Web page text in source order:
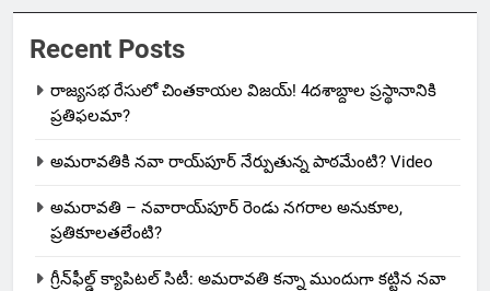
Recent Posts
రాజ్యసభ రేసులో చింతకాయల విజయ్‌! 4దశాబ్దాల ప్రస్థానానికి
ప్రతిఫలమా?
అమరావతికి నవా రాయ్‌పూర్ నేర్పుతున్న పాఠమేంటి? Video
అమరావతి – నవారాయ్‌పూర్ రెండు నగరాల అనుకూల,
ప్రతికూలతలేంటి?
గ్రీన్‌ఫీల్డ్ క్యాపిటల్ సిటీ: అమరావతి కన్నా ముందుగా కట్టిన నవా